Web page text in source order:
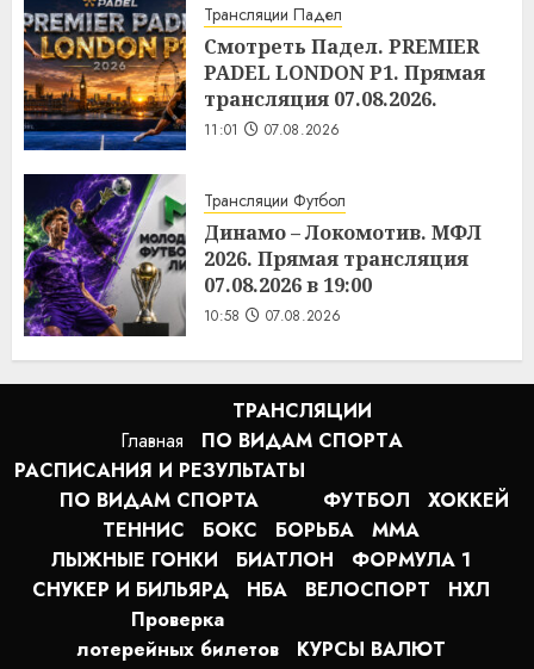
Трансляции Падел
Смотреть Падел. PREMIER
PADEL LONDON P1. Прямая
трансляция 07.08.2026.
11:01 07.08.2026
Трансляции Футбол
Динамо – Локомотив. МФЛ
2026. Прямая трансляция
07.08.2026 в 19:00
10:58 07.08.2026
Главная
ТРАНСЛЯЦИИ
ПО ВИДАМ СПОРТA
РАСПИСАНИЯ И РЕЗУЛЬТАТЫ
ПО ВИДАМ СПОРТА
ФУТБОЛ
ХОККЕЙ
ТЕННИС
БОКС БОРЬБА
MMA
ЛЫЖНЫЕ ГОНКИ
БИАТЛОН
ФОРМУЛА 1
СНУКЕР И БИЛЬЯРД
НБА ВЕЛОСПОРТ
НХЛ
Проверка
лотерейных билетов
КУРСЫ ВАЛЮТ